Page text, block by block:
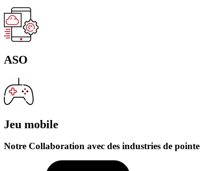
ASO
Jeu mobile
Notre Collaboration avec des industries de pointe